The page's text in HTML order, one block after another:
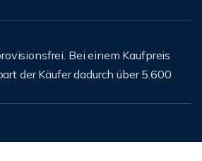
Bei einem Kaufpreis
der Käufer dadurch über 5.600